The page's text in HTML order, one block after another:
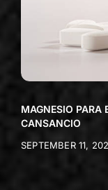
MAGNESIO PARA
CANSANCIO
SEPTEMBER 11,